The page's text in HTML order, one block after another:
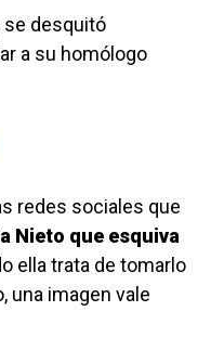
se desquitó
a su homólogo
redes sociales que
Nieto que esquiva
ella trata de tomarlo
una imagen vale